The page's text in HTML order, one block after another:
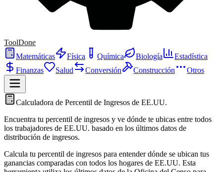
ToolDone
Matemáticas
Física Química Biología
Estadística
Finanzas
Salud Conversión Construcción Otros
Calculadora de Percentil de Ingresos de EE.UU.
Encuentra tu percentil de ingresos y ve dónde te ubicas entre todos
los trabajadores de EE.UU. basado en los últimos datos de
distribución de ingresos.
Calcula tu percentil de ingresos para entender dónde se ubican tus
ganancias comparadas con todos los hogares de EE.UU. Esta